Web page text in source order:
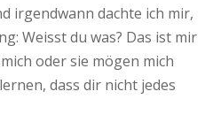
irgendwann dachte ich mir,
Weisst du was? Das ist mir
oder sie mögen mich
dass dir nicht jedes